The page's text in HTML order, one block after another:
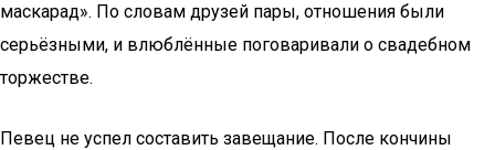
маскарад». По словам друзей пары, отношения были
серьёзными, и влюблённые поговаривали о свадебном
торжестве.
Певец не успел составить завещание. После кончины